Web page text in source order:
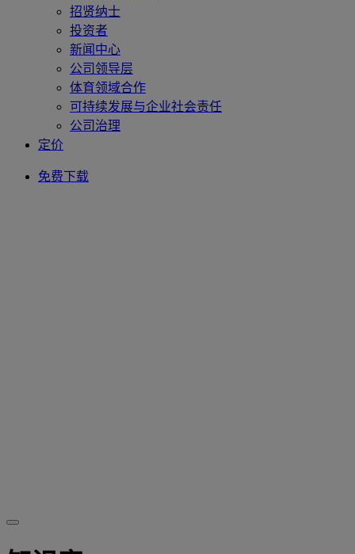
招贤纳士
投资者
新闻中心
公司领导层
体育领域合作
可持续发展与企业社会责任
公司治理
定价
免费下载